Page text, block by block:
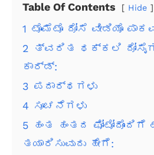
Table Of Contents Hide
1 ಟೊಮೆಟೊ ದೋಸೆ ವೀಡಿಯೊ
2
ತ್ವರಿತ ಥಕ್ಕಲಿ
ಕಾರ್ಡ್:
3 ಪದಾರ್ಥಗಳು
4 ಸೂಚನೆಗಳು
5 ಹಂತ ಹಂತದ ಫೋಟೋದೊಂದಿಗೆ
ತಯಾರಿಸುವುದು ಹೇಗೆ: